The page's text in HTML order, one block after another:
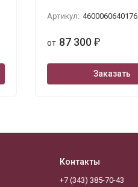
Артикул: 4600060640176
от 87 300 ₽
Заказать
Контакты
‪+7 (343) 385-70-43